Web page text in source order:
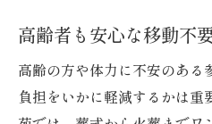
小山聖苑利用で式場料
市民割引を活用し
公営式場を選ぶ葬
高齢者も安心な移動不
高齢の方や体力に不安のある
負担をいかに軽減するかは